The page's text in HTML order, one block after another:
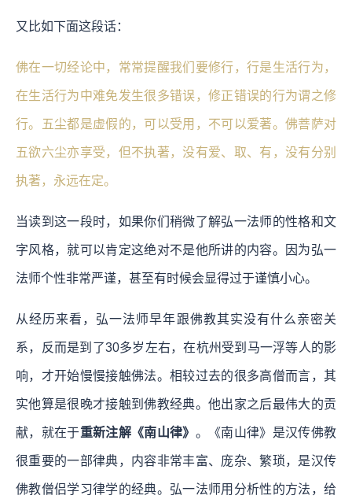
又比如下面这段话：
佛在一切经论中，常常提醒我们要修行，行是生活行为，
在生活行为中难免发生很多错误，修正错误的行为谓之修
行。五尘都是虚假的，可以受用，不可以爱著。佛菩萨对
五欲六尘亦享受，但不执著，没有爱、取、有，没有分别
执著，永远在定。
当读到这一段时，如果你们稍微了解弘一法师的性格和文
字风格，就可以肯定这绝对不是他所讲的内容。因为弘一
法师个性非常严谨，甚至有时候会显得过于谨慎小心。
从经历来看，弘一法师早年跟佛教其实没有什么亲密关
系，反而是到了30多岁左右，在杭州受到马一浮等人的影
响，才开始慢慢接触佛法。相较过去的很多高僧而言，其
实他算是很晚才接触到佛教经典。他出家之后最伟大的贡
献，就在于重新注解《南山律》 。《南山律》是汉传佛教
很重要的一部律典，内容非常丰富、庞杂、繁琐，是汉传
佛教僧侣学习律学的经典。弘一法师用分析性的方法，给